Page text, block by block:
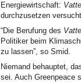
Energiewirtschaft:
durchzusetzen
“Die Berufung des
Politiker beim
zu lassen”, so Smid.
Niemand behauptet,
sei. Auch Greenpeace